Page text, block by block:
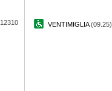
12310 VENTIMIGLIA(09.25)